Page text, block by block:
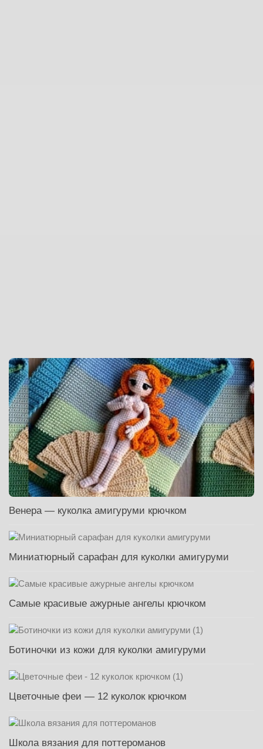
Венера — куколка амигуруми крючком
Миниатюрный сарафан для куколки амигуруми
Самые красивые ажурные ангелы крючком
Ботиночки из кожи для куколки амигуруми
Цветочные феи — 12 куколок крючком
Школа вязания для поттероманов